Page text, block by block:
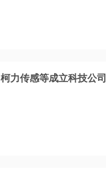
柯力传感等成立科技公